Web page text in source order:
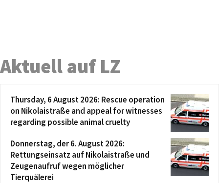
Aktuell auf LZ
Thursday, 6 August 2026: Rescue operation
on Nikolaistraße and appeal for witnesses
regarding possible animal cruelty
Donnerstag, der 6. August 2026:
Rettungseinsatz auf Nikolaistraße und
Zeugenaufruf wegen möglicher
Tierquälerei